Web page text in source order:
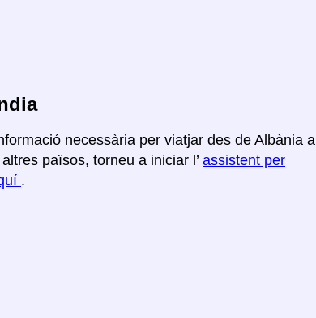
necessària per viatjar des de Albània a
països, torneu a iniciar l’ assistent per
.